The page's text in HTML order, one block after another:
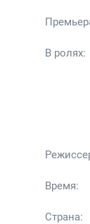
В ролях:
Время:
Страна: